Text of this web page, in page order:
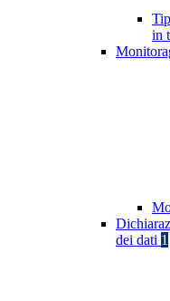
in
dei dati 1